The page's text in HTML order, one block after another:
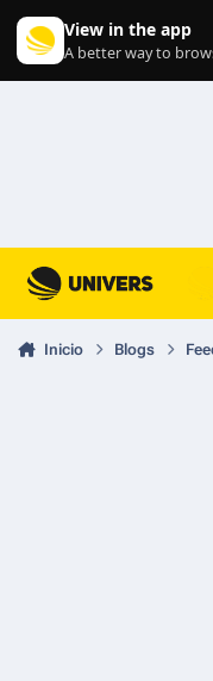
View in the app
A better way to
Inicio Blogs